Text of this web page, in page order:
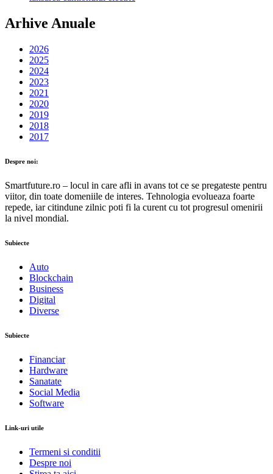
Arhive Anuale
2026
2025
2024
2023
2021
2020
2019
2018
2017
Despre noi:
Smartfuture.ro – locul in care afli in avans tot ce se pregateste pentru
viitor, din toate domeniile de interes. Tehnologia evolueaza foarte
repede, iar citindune zilnic poti fi la curent cu tot progresul omenirii
la nivel mondial.
Subiecte
Auto
Blockchain
Business
Digital
Diverse
Subiecte
Financiar
Hardware
Sanatate
Social Media
Software
Link-uri utile
Termeni si conditii
Despre noi